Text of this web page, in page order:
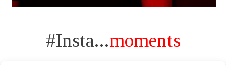
#Insta...moments